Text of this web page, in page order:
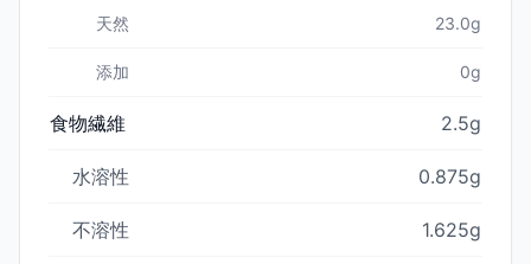
天然 23.0g
添加 0g
食物繊維 2.5g
水溶性 0.875g
不溶性 1.625g